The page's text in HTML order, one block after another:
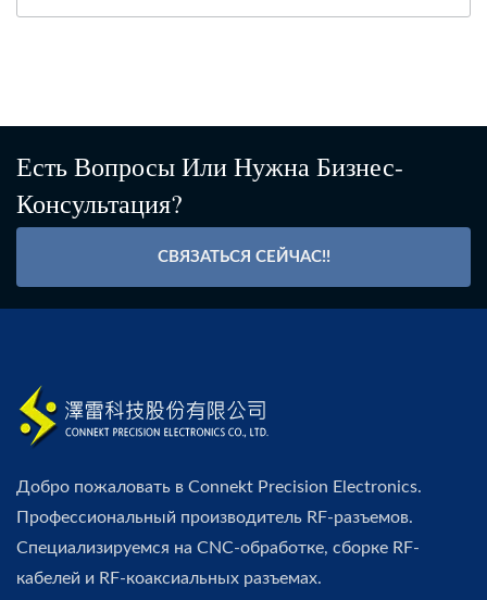
Есть Вопросы Или Нужна Бизнес-
Консультация?
СВЯЗАТЬСЯ СЕЙЧАС!!
Добро пожаловать в Connekt Precision Electronics.
Профессиональный производитель RF-разъемов.
Специализируемся на CNC-обработке, сборке RF-
кабелей и RF-коаксиальных разъемах.